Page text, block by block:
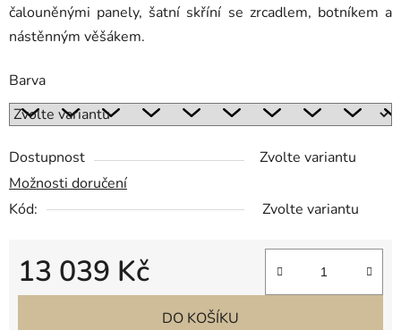
čalouněnými panely, šatní skříní se zrcadlem, botníkem a
nástěnným věšákem.
Barva
Dostupnost
Zvolte variantu
Možnosti doručení
Kód:
Zvolte variantu
13 039 Kč
Měrná cena:
DO KOŠÍKU